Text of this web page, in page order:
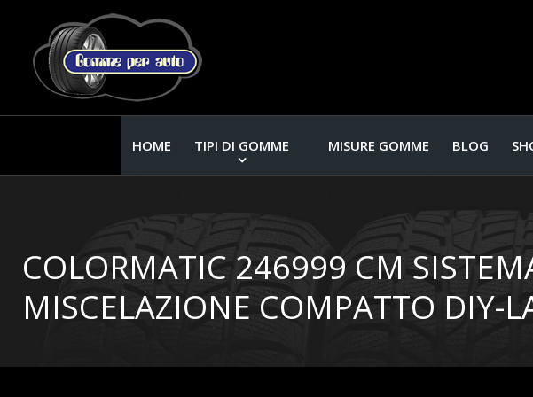
HOME TIPI DI GOMME MISURE GOMME BLOG
COLORMATIC 246999 CM
MISCELAZIONE COMPATTO DIY-